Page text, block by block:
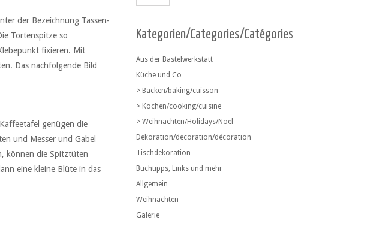
der Bezeichnung Tassen-
Tortenspitze so
fixieren. Mit
Das nachfolgende Bild
genügen die
und Messer und Gabel
können die Spitztüten
eine kleine Blüte in das
Kategorien/Categories/Catégories
Aus der Bastelwerkstatt
Küche und Co
> Backen/baking/cuisson
> Kochen/cooking/cuisine
> Weihnachten/Holidays/Noël
Dekoration/decoration/décoration
Tischdekoration
Buchtipps, Links und mehr
Allgemein
Weihnachten
Galerie